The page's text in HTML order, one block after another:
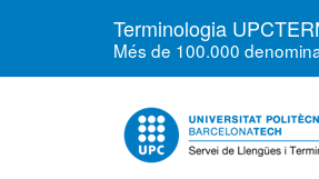
Terminologia
Més de 100.000